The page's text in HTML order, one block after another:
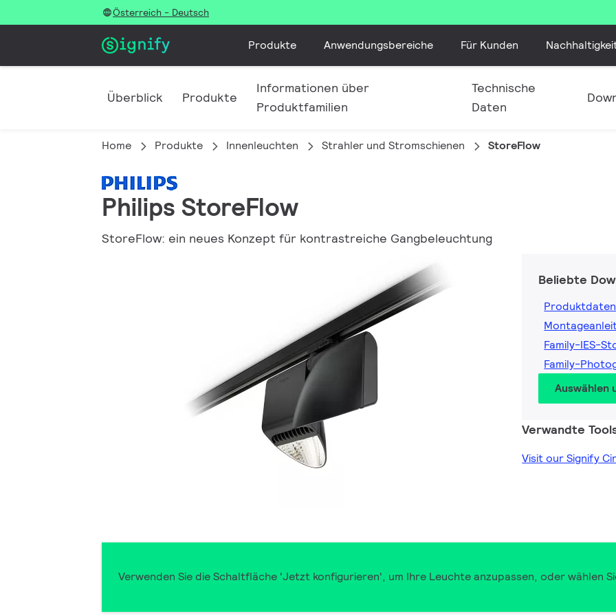
Österreich - Deutsch
Produkte Anwendungsbereiche Für Kunden
Überblick Produkte
Informationen über
Produktfamilien
Technische
Daten
Home Produkte Innenleuchten Strahler und Stromschienen StoreFlow
Philips StoreFlow
StoreFlow: ein neues Konzept für kontrastreiche Gangbeleuchtung
Beliebte
Family-IES-
Family-
Auswählen
Verwandte
Visit our Signify
Verwenden Sie die Schaltfläche 'Jetzt konfigurieren', um Ihre Leuchte anzupassen, oder wählen